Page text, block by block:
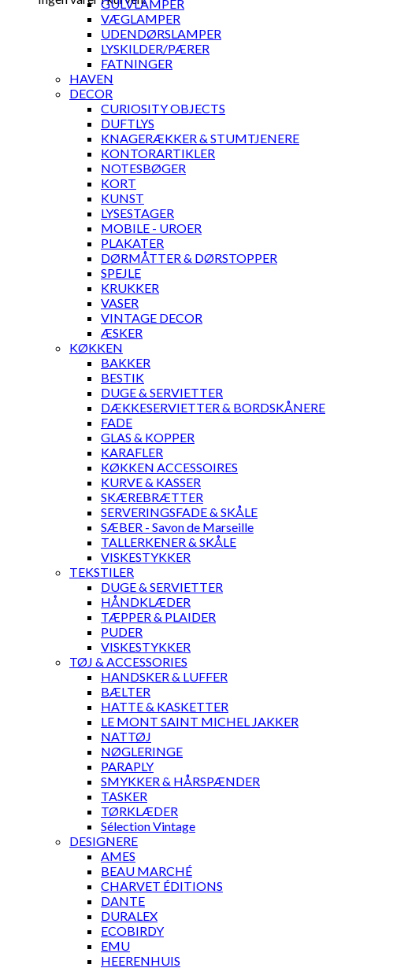
GULVLAMPER
VÆGLAMPER
UDENDØRSLAMPER
LYSKILDER/PÆRER
FATNINGER
HAVEN
DECOR
CURIOSITY OBJECTS
DUFTLYS
KNAGERÆKKER & STUMTJENERE
KONTORARTIKLER
NOTESBØGER
KORT
KUNST
LYSESTAGER
MOBILE - UROER
PLAKATER
DØRMÅTTER & DØRSTOPPER
SPEJLE
KRUKKER
VASER
VINTAGE DECOR
ÆSKER
KØKKEN
BAKKER
BESTIK
DUGE & SERVIETTER
DÆKKESERVIETTER & BORDSKÅNERE
FADE
GLAS & KOPPER
KARAFLER
KØKKEN ACCESSOIRES
KURVE & KASSER
SKÆREBRÆTTER
SERVERINGSFADE & SKÅLE
SÆBER - Savon de Marseille
TALLERKENER & SKÅLE
VISKESTYKKER
TEKSTILER
DUGE & SERVIETTER
HÅNDKLÆDER
TÆPPER & PLAIDER
PUDER
VISKESTYKKER
TØJ & ACCESSORIES
HANDSKER & LUFFER
BÆLTER
HATTE & KASKETTER
LE MONT SAINT MICHEL JAKKER
NATTØJ
NØGLERINGE
PARAPLY
SMYKKER & HÅRSPÆNDER
TASKER
TØRKLÆDER
Sélection Vintage
DESIGNERE
AMES
BEAU MARCHÉ
CHARVET ÉDITIONS
DANTE
DURALEX
ECOBIRDY
EMU
HEERENHUIS